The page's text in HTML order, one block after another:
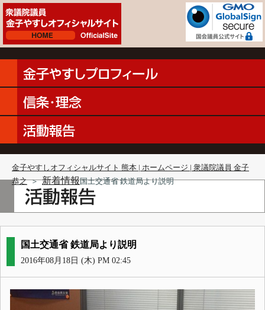
金子やすしオフィシャルサイト 熊本 | ホームページ | 衆議院議員 金子
恭之 ＞ 新着情報国土交通省 鉄道局より説明
国土交通省 鉄道局より説明
2016年08月18日 (木) PM 02:45